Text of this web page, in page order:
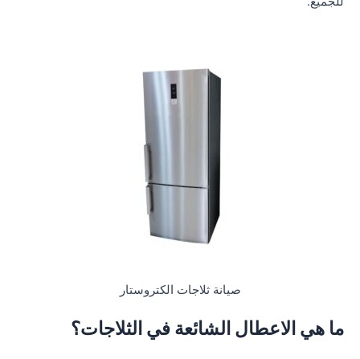
صيانة ثلاجات الكتروستار
ما هي الاعطال الشائعة في الثلاجات؟